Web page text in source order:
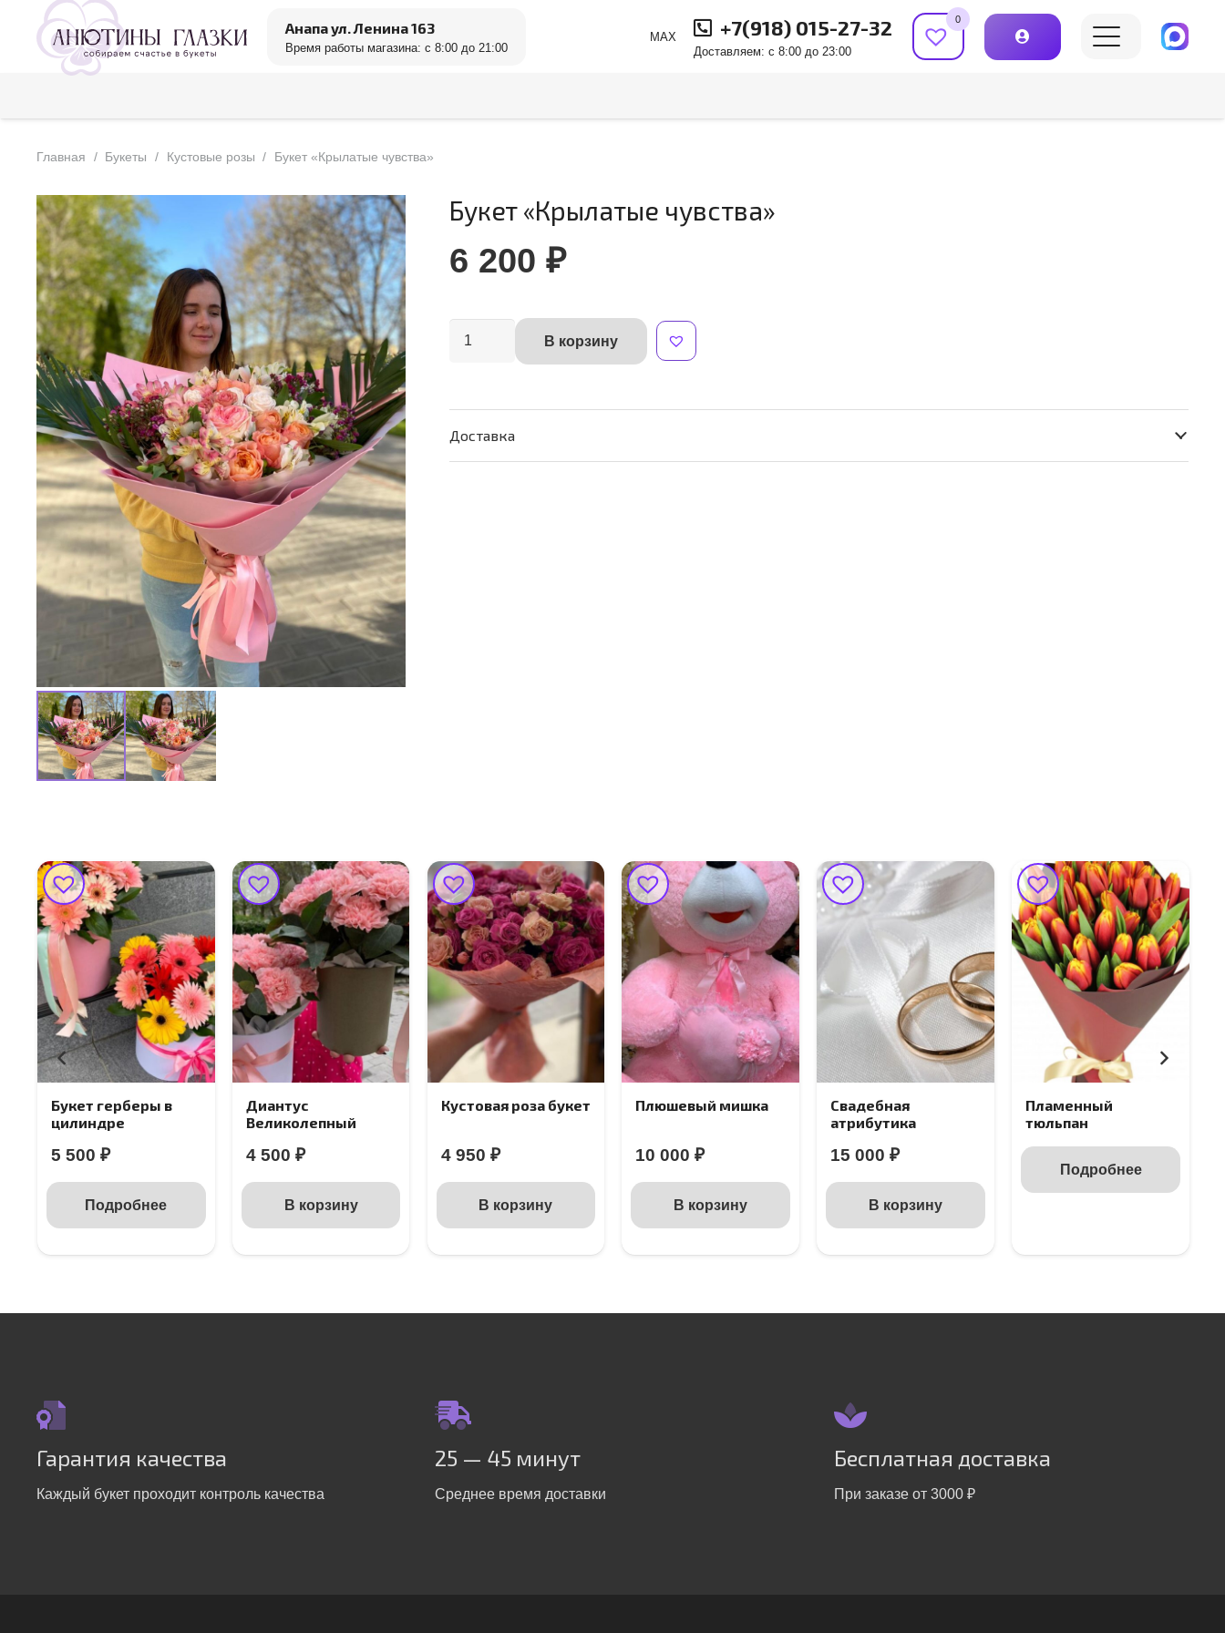
Анапа ул. Ленина 163
Время работы магазина: с 8:00 до 21:00
MAX +7(918) 015-27-32
Доставляем: с 8:00 до 23:00
0
Главная / Букеты / Кустовые розы / Букет «Крылатые чувства»
Букет «Крылатые чувства»
6 200₽
Количество
"Крылатые
чувства"
В корзину
Alternative:
Доставка
Букет герберы в
цилиндре
5 500 ₽
Подробнее
Диантус
Великолепный
4 500 ₽
В корзину
Кустовая роза букет
4 950 ₽
В корзину
Плюшевый мишка
10 000₽
В корзину
Свадебная
атрибутика
15 000₽
В корзину
Пламенный
тюльпан
Подробнее
Гарантия качества
Каждый букет проходит контроль качества
25 — 45 минут
Среднее время доставки
Бесплатная доставка
При заказе от 3000 ₽